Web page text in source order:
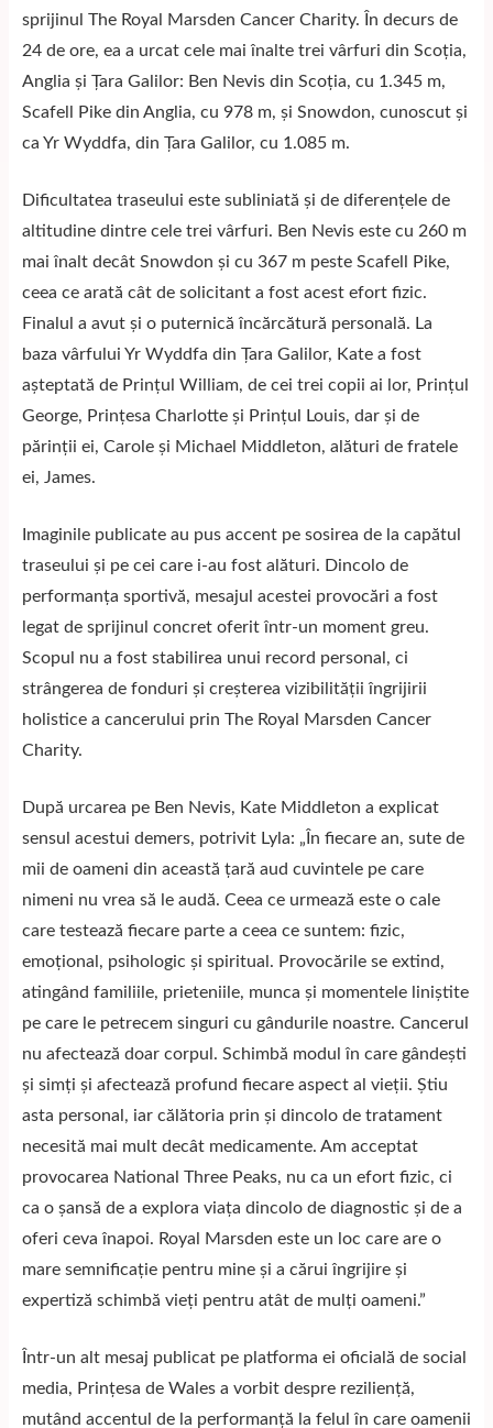
sprijinul The Royal Marsden Cancer Charity. În decurs de
24 de ore, ea a urcat cele mai înalte trei vârfuri din Scoția,
Anglia și Țara Galilor: Ben Nevis din Scoția, cu 1.345 m,
Scafell Pike din Anglia, cu 978 m, și Snowdon, cunoscut și
ca Yr Wyddfa, din Țara Galilor, cu 1.085 m.
Dificultatea traseului este subliniată și de diferențele de
altitudine dintre cele trei vârfuri. Ben Nevis este cu 260 m
mai înalt decât Snowdon și cu 367 m peste Scafell Pike,
ceea ce arată cât de solicitant a fost acest efort fizic.
Finalul a avut și o puternică încărcătură personală. La
baza vârfului Yr Wyddfa din Țara Galilor, Kate a fost
așteptată de Prințul William, de cei trei copii ai lor, Prințul
George, Prințesa Charlotte și Prințul Louis, dar și de
părinții ei, Carole și Michael Middleton, alături de fratele
ei, James.
Imaginile publicate au pus accent pe sosirea de la capătul
traseului și pe cei care i-au fost alături. Dincolo de
performanța sportivă, mesajul acestei provocări a fost
legat de sprijinul concret oferit într-un moment greu.
Scopul nu a fost stabilirea unui record personal, ci
strângerea de fonduri și creșterea vizibilității îngrijirii
holistice a cancerului prin The Royal Marsden Cancer
Charity.
După urcarea pe Ben Nevis, Kate Middleton a explicat
sensul acestui demers, potrivit Lyla: „În fiecare an, sute de
mii de oameni din această țară aud cuvintele pe care
nimeni nu vrea să le audă. Ceea ce urmează este o cale
care testează fiecare parte a ceea ce suntem: fizic,
emoțional, psihologic și spiritual. Provocările se extind,
atingând familiile, prieteniile, munca și momentele liniștite
pe care le petrecem singuri cu gândurile noastre. Cancerul
nu afectează doar corpul. Schimbă modul în care gândești
și simți și afectează profund fiecare aspect al vieții. Știu
asta personal, iar călătoria prin și dincolo de tratament
necesită mai mult decât medicamente. Am acceptat
provocarea National Three Peaks, nu ca un efort fizic, ci
ca o șansă de a explora viața dincolo de diagnostic și de a
oferi ceva înapoi. Royal Marsden este un loc care are o
mare semnificație pentru mine și a cărui îngrijire și
expertiză schimbă vieți pentru atât de mulți oameni.”
Într-un alt mesaj publicat pe platforma ei oficială de social
media, Prințesa de Wales a vorbit despre reziliență,
mutând accentul de la performanță la felul în care oamenii